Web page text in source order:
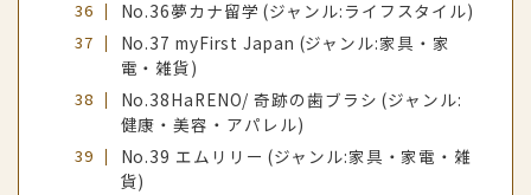
No.36夢カナ留学 (ジャンル:ライフスタイル)
No.37 myFirst Japan (ジャンル:家具・家
電・雑貨)
No.38HaRENO/ 奇跡の歯ブラシ (ジャンル:
健康・美容・アパレル)
No.39 エムリリー (ジャンル:家具・家電・雑
貨)